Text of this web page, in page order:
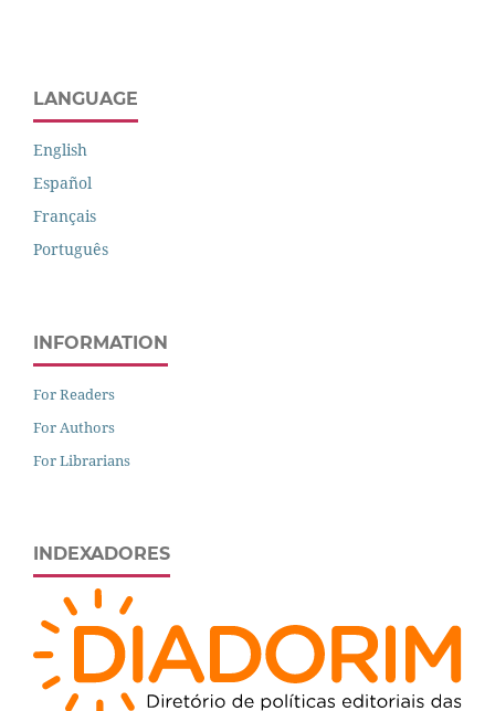
LANGUAGE
English
Español
Français
Português
INFORMATION
For Readers
For Authors
For Librarians
INDEXADORES